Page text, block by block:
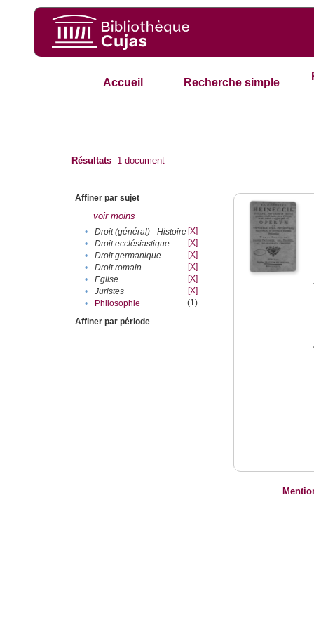
Accueil Recherche simple
Résultats 1 document
Affiner par sujet
voir moins
• Droit (général) - Histoire [X]
•
Droit ecclésiastique
[X]
•
Droit germanique
[X]
•
Droit romain
[X]
•
Eglise
[X]
•
Juristes
[X]
•
Philosophie
(1)
Affiner par période